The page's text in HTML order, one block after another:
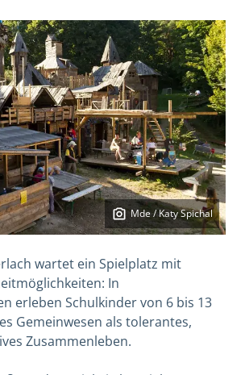
Mde / Katy Spichal
wartet ein Spielplatz mit
In
erleben Schulkinder von 6 bis 13
Gemeinwesen als tolerantes,
Zusammenleben.